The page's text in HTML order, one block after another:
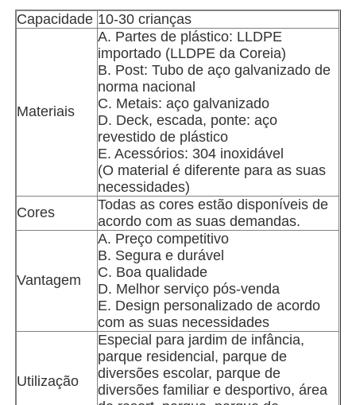
Casos
Solicite um orçamento
Desenho do parque de diversões
projeto de parques aquáticos
Parque infantil ao ar livre
Slides personalizados de playground
Crianças deslizam com oscilação
Pequeno parque de diversões
Capacidade 10-30 crianças
Materiais
A. Partes de plástico: LLDPE
importado (LLDPE da Coreia)
B. Post: Tubo de aço galvanizado de
norma nacional
C. Metais: aço galvanizado
D. Deck, escada, ponte: aço
revestido de plástico
E. Acessórios: 304 inoxidável
(O material é diferente para as suas
necessidades)
Cores
Todas as cores estão disponíveis de
acordo com as suas demandas.
Vantagem
A. Preço competitivo
B. Segura e durável
C. Boa qualidade
D. Melhor serviço pós-venda
E. Design personalizado de acordo
com as suas necessidades
Utilização
Especial para jardim de infância,
parque residencial, parque de
diversões escolar, parque de
diversões familiar e desportivo, área